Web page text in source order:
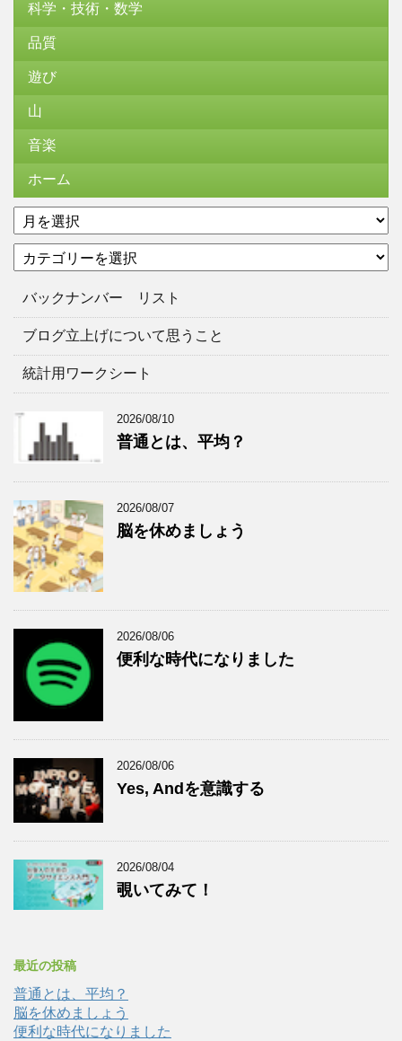
科学・技術・数学
品質
遊び
山
音楽
ホーム
ア
ー
イ
テ
リ
バックナンバー リスト
ブログ立上げについて思うこと
統計用ワークシート
2026/08/10
普通とは、平均？
2026/08/07
脳を休めましょう
2026/08/06
便利な時代になりました
2026/08/06
Yes, Andを意識する
2026/08/04
覗いてみて！
最近の投稿
普通とは、平均？
脳を休めましょう
便利な時代になりました